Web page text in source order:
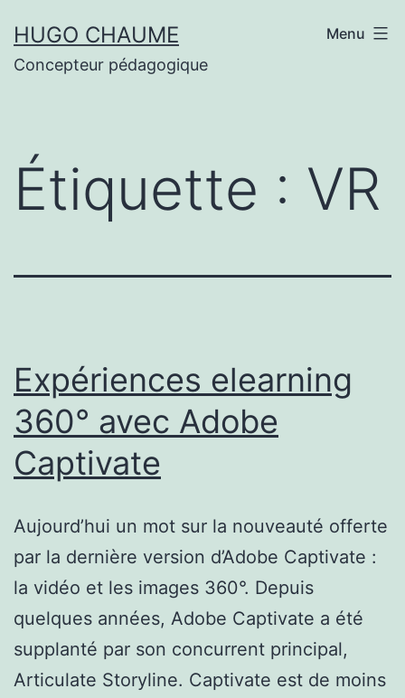
au
contenu
HUGO CHAUME
Concepteur pédagogique
Menu
Étiquette : VR
Expériences elearning
360° avec Adobe
Captivate
Aujourd’hui un mot sur la nouveauté offerte
par la dernière version d’Adobe Captivate :
la vidéo et les images 360°. Depuis
quelques années, Adobe Captivate a été
supplanté par son concurrent principal,
Articulate Storyline. Captivate est de moins